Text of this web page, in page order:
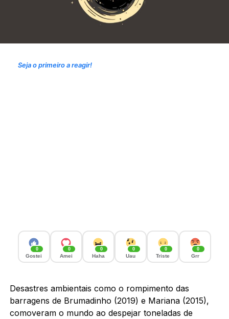
Seja o primeiro a reagir!
0
Gostei
0
Amei
0
Haha
0
Uau
0
Triste
0
Grr
Desastres ambientais como o rompimento das
barragens de Brumadinho (2019) e Mariana (2015),
comoveram o mundo ao despejar toneladas de